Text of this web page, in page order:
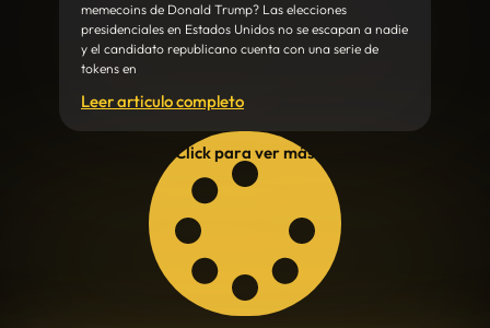
memecoins de Donald Trump? Las elecciones
presidenciales en Estados Unidos no se escapan a nadie
y el candidato republicano cuenta con una serie de
tokens en
Leer articulo completo
Click para ver más